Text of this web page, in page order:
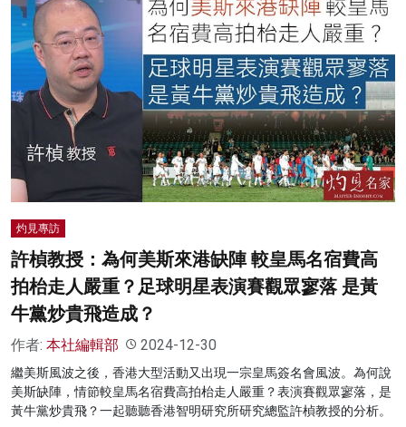
商業
科技
影片
名家榜
灼見專訪
許楨教授：為何美斯來港缺陣 較皇馬名宿費高
拍枱走人嚴重？足球明星表演賽觀眾寥落 是黃
牛黨炒貴飛造成？
作者: 本社編輯部 2024-12-30
繼美斯風波之後，香港大型活動又出現一宗皇馬簽名會風波。為何說
美斯缺陣，情節較皇馬名宿費高拍枱走人嚴重？表演賽觀眾寥落，是
黃牛黨炒貴飛？一起聽聽香港智明研究所研究總監許楨教授的分析。